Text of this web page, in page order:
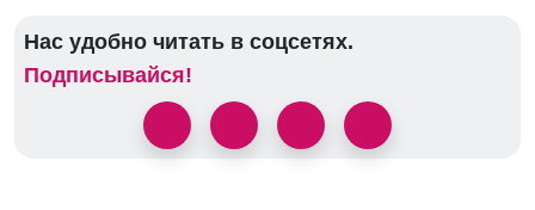
Нас удобно читать в соцсетях.
Подписывайся!